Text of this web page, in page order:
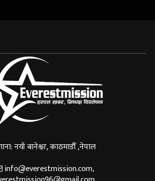
नयाँ बानेश्वर, काठमाडौँ ,नेपाल
info@everestmission.com,